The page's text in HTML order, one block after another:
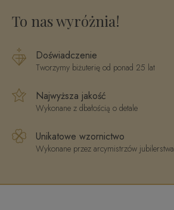
To nas wyróżnia!
Doświadczenie
Tworzymy biżuterię od ponad 25 lat
Najwyższa jakość
Wykonane z dbałością o detale
Unikatowe wzornictwo
Wykonane przez arcymistrzów jubilerstwa